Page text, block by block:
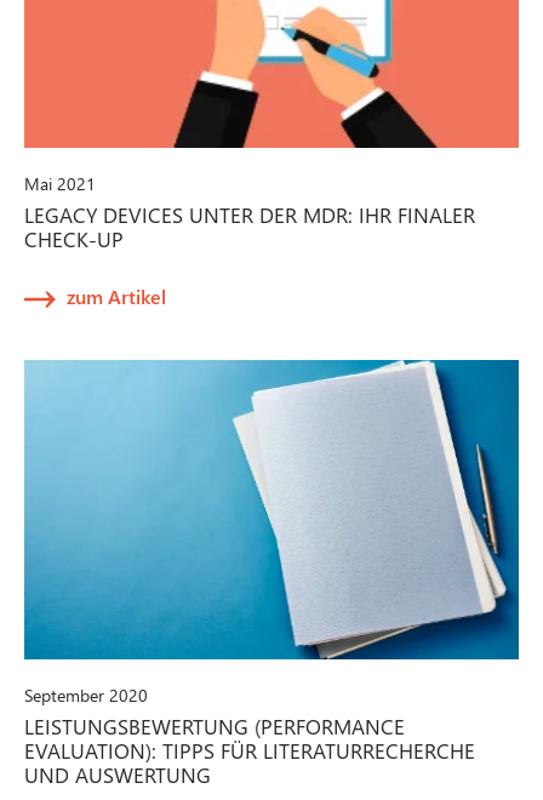
Mai 2021
LEGACY DEVICES UNTER DER MDR: IHR FINALER
CHECK-UP
zum Artikel
September 2020
LEISTUNGSBEWERTUNG (PERFORMANCE
EVALUATION): TIPPS FÜR LITERATURRECHERCHE
UND AUSWERTUNG